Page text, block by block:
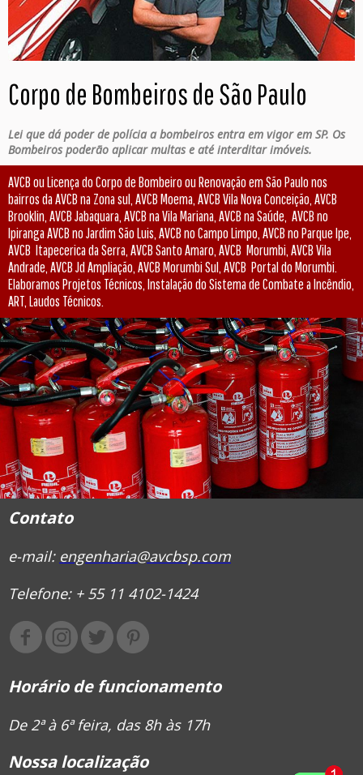
Corpo de Bombeiros de São Paulo
Lei que dá poder de polícia a bombeiros entra em vigor em SP. Os
Bombeiros poderão aplicar multas e até interditar imóveis.
AVCB ou Licença do Corpo de Bombeiro ou Renovação em São Paulo nos
bairros da AVCB na Zona sul, AVCB Moema, AVCB Vila Nova Conceição, AVCB
Brooklin, AVCB Jabaquara, AVCB na Vila Mariana, AVCB na Saúde, AVCB no
Ipiranga AVCB no Jardim São Luis, AVCB no Campo Limpo, AVCB no Parque Ipe,
AVCB Itapecerica da Serra, AVCB Santo Amaro, AVCB Morumbi, AVCB Vila
Andrade, AVCB Jd Ampliação, AVCB Morumbi Sul, AVCB Portal do Morumbi.
Elaboramos Projetos Técnicos, Instalação do Sistema de Combate a Incêndio,
ART, Laudos Técnicos.
Contato
e-mail: engenharia@avcbsp.com
Telefone: + 55 11 4102-1424
Horário de funcionamento
De 2ª à 6ª feira, das 8h às 17h
Nossa localização